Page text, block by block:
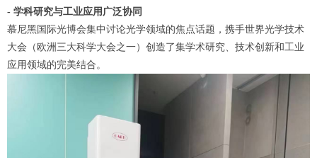
- 学科研究与工业应用广泛协同
慕尼黑国际光博会集中讨论光学领域的焦点话题，携手世界光学技术
大会（欧洲三大科学大会之一）创造了集学术研究、技术创新和工业
应用领域的完美结合。